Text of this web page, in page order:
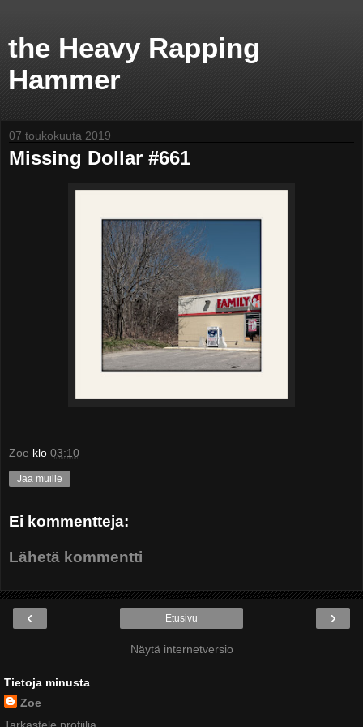
the Heavy Rapping
Hammer
07 toukokuuta 2019
Missing Dollar #661
Zoe klo 03:10
Jaa muille
Ei kommentteja:
Lähetä kommentti
‹ ›
Etusivu
Näytä internetversio
Tietoja minusta
Zoe